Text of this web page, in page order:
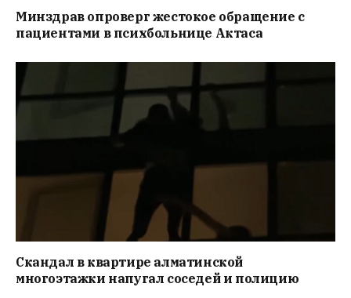
Минздрав опроверг жестокое обращение с
пациентами в психбольнице Актаса
Скандал в квартире алматинской
многоэтажки напугал соседей и полицию